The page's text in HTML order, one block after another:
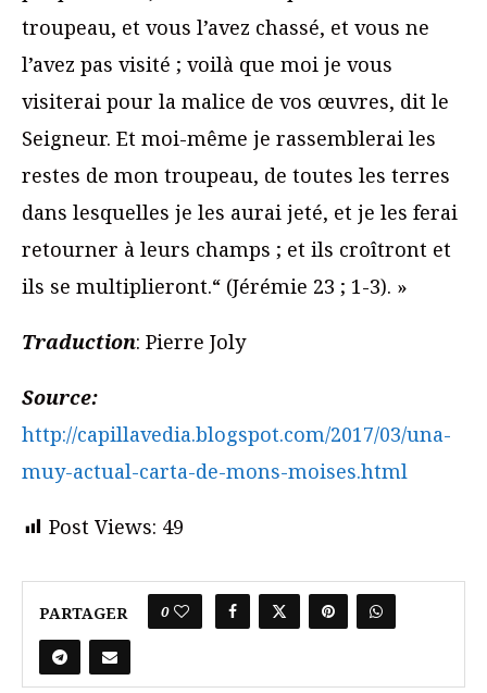
troupeau, et vous l’avez chassé, et vous ne
l’avez pas visité ; voilà que moi je vous
visiterai pour la malice de vos œuvres, dit le
Seigneur. Et moi-même je rassemblerai les
restes de mon troupeau, de toutes les terres
dans lesquelles je les aurai jeté, et je les ferai
retourner à leurs champs ; et ils croîtront et
ils se multiplieront.“ (Jérémie 23 ; 1-3). »
Traduction: Pierre Joly
Source:
http://capillavedia.blogspot.com/2017/03/una-
muy-actual-carta-de-mons-moises.html
Post Views: 49
PARTAGER 0